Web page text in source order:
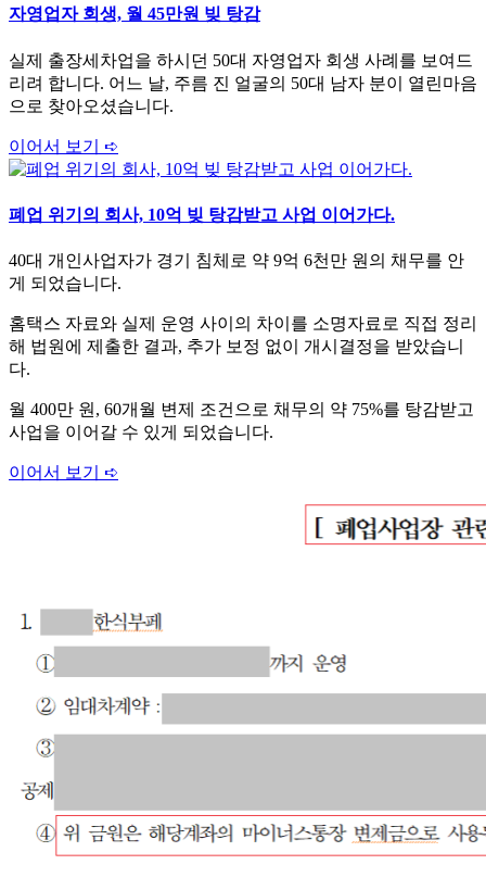
자영업자 회생, 월 45만원 빚 탕감
실제 출장세차업을 하시던 50대 자영업자 회생 사례를 보여드
리려 합니다. 어느 날, 주름 진 얼굴의 50대 남자 분이 열린마음
으로 찾아오셨습니다.
이어서 보기 ➪
폐업 위기의 회사, 10억 빚 탕감받고 사업 이어가다.
40대 개인사업자가 경기 침체로 약 9억 6천만 원의 채무를 안
게 되었습니다.
홈택스 자료와 실제 운영 사이의 차이를 소명자료로 직접 정리
해 법원에 제출한 결과, 추가 보정 없이 개시결정을 받았습니
다.
월 400만 원, 60개월 변제 조건으로 채무의 약 75%를 탕감받고
사업을 이어갈 수 있게 되었습니다.
이어서 보기 ➪